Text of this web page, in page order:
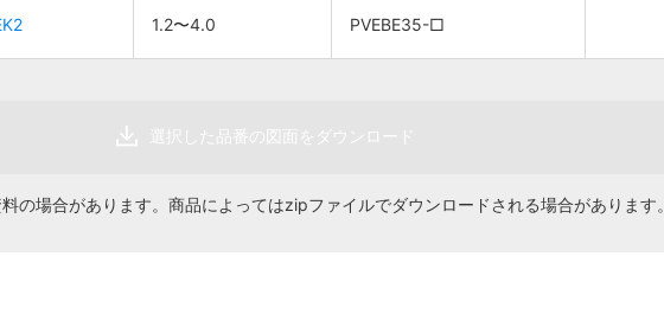
1.2〜4.0 PVEBE35-□ 84円
1.2〜4.0 PVEBE35-□
1.2〜4.0 PVEBE35-□ 84円
1.2〜4.0 PVEBE35-□
選択した品番の図面をダウンロード
の場合があります。商品によってはzipファイルでダウンロードされる場合があります。